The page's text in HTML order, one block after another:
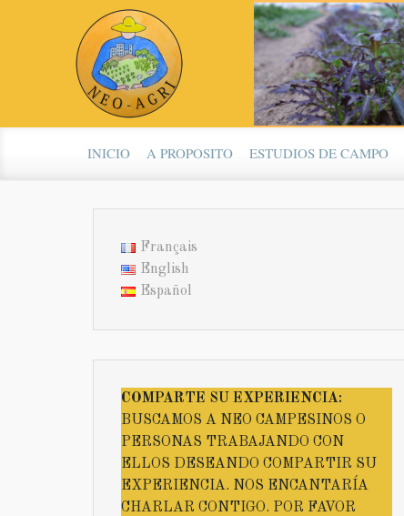
Saltar al contenido principal
INICIO A PROPOSITO ESTUDIOS DE CAMPO
Français
English
Español
COMPARTE SU EXPERIENCIA:
BUSCAMOS A NEO CAMPESINOS O
PERSONAS TRABAJANDO CON
ELLOS DESEANDO COMPARTIR SU
EXPERIENCIA. NOS ENCANTARÍA
CHARLAR CONTIGO. POR FAVOR